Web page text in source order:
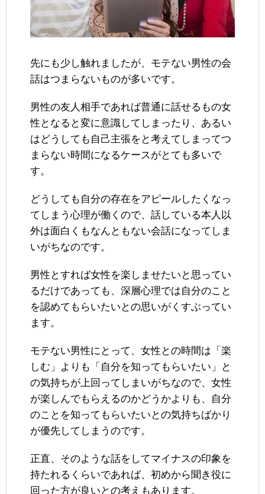
先にも少し触れましたが、モテない男性の会
話はつまらないものが多いです。
男性の友人相手であれば普通に話せるもの女
性となると変に意識してしまったり、あるい
はどうしても自己主張をと考えてしまってつ
まらない時間になるケースがとても多いで
す。
どうしても自分の存在をアピールしたくなっ
てしまう心理が働くので、話している本人以
外は面白くもなんともない会話になってしま
いがちなのです。
男性とすれば女性を楽しませたいと思ってい
るだけであっても、深層心理では自分のこと
を認めてもらいたいとの思いがくすぶってい
ます。
モテない男性にとって、女性との時間は「楽
しむ」よりも「自分を知ってもらいたい」と
の気持ちが上回ってしまいがちなので、女性
が楽しんでもらえるのかどうかよりも、自分
のことを知ってもらいたいとの気持ちばかり
が優先してしまうのです。
正直、そのような話をしてマイナスの印象を
持たれるくらいであれば、初めから聞き役に
回った方が良いとの考えもあります。